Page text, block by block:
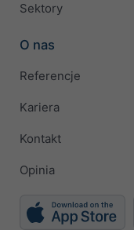
Sektory
O nas
Referencje
Kariera
Kontakt
Opinia